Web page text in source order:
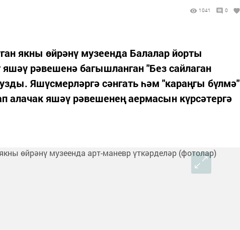
1041 0
якны өйрәнү музеенда Балалар йорты
рәвешенә багышланган "Без сайлаган
Яшүсмерләргә сәнгать һәм "караңгы бүлмә"
алачак яшәү рәвешенең аермасын күрсәтергә